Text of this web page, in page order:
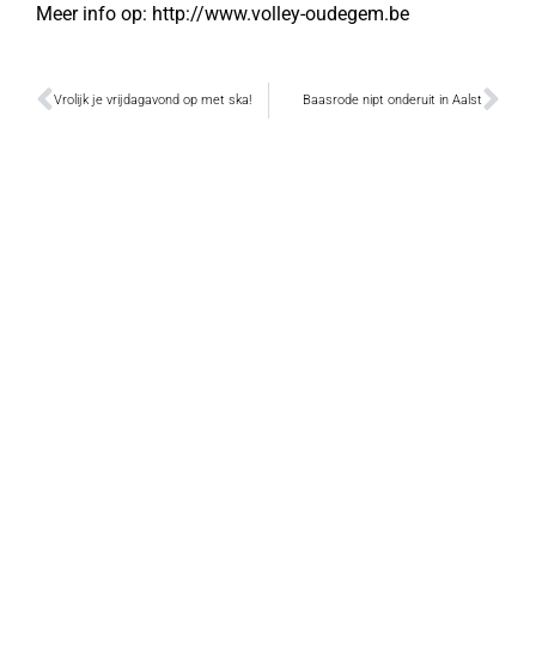
Meer info op: http://www.volley-oudegem.be
Vrolijk je vrijdagavond op met ska! Baasrode nipt onderuit in Aalst